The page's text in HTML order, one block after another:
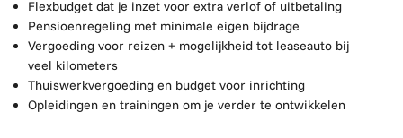
Flexbudget dat je inzet voor extra verlof of uitbetaling
Pensioenregeling met minimale eigen bijdrage
Vergoeding voor reizen + mogelijkheid tot leaseauto bij
veel kilometers
Thuiswerkvergoeding en budget voor inrichting
Opleidingen en trainingen om je verder te ontwikkelen